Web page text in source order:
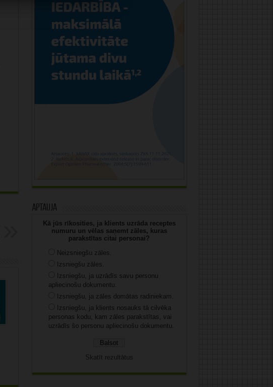
Aptauja
Kā jūs rīkosities, ja klients uzrāda receptes
numuru un vēlas saņemt zāles, kuras
parakstītas citai personai?
Neizsniegšu zāles.
Izsniegšu zāles.
Izsniegšu, ja uzrādīs savu personu
apliecinošu dokumentu.
Izsniegšu, ja zāles domātas radiniekam.
Izsniegšu, ja klients nosauks tā cilvēka
personas kodu, kam zāles parakstītas, vai
uzrādīs šo personu apliecinošu dokumentu.
Skatīt rezultātus